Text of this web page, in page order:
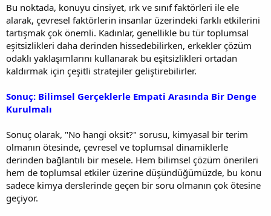
Bu noktada, konuyu cinsiyet, ırk ve sınıf faktörleri ile ele
alarak, çevresel faktörlerin insanlar üzerindeki farklı etkilerini
tartışmak çok önemli. Kadınlar, genellikle bu tür toplumsal
eşitsizlikleri daha derinden hissedebilirken, erkekler çözüm
odaklı yaklaşımlarını kullanarak bu eşitsizlikleri ortadan
kaldırmak için çeşitli stratejiler geliştirebilirler.
Sonuç: Bilimsel Gerçeklerle Empati Arasında Bir Denge
Kurulmalı
Sonuç olarak, "No hangi oksit?" sorusu, kimyasal bir terim
olmanın ötesinde, çevresel ve toplumsal dinamiklerle
derinden bağlantılı bir mesele. Hem bilimsel çözüm önerileri
hem de toplumsal etkiler üzerine düşündüğümüzde, bu konu
sadece kimya derslerinde geçen bir soru olmanın çok ötesine
geçiyor.